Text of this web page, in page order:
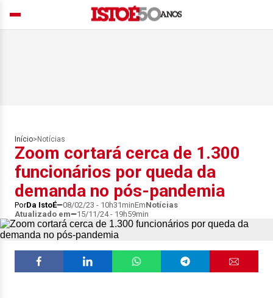
Início> Notícias
Zoom cortará cerca de 1.300
funcionários por queda da
demanda no pós-pandemia
PorDa IstoÉ 08/02/23 - 10h31minEmNotícias
Atualizado em
15/11/24 - 19h59min